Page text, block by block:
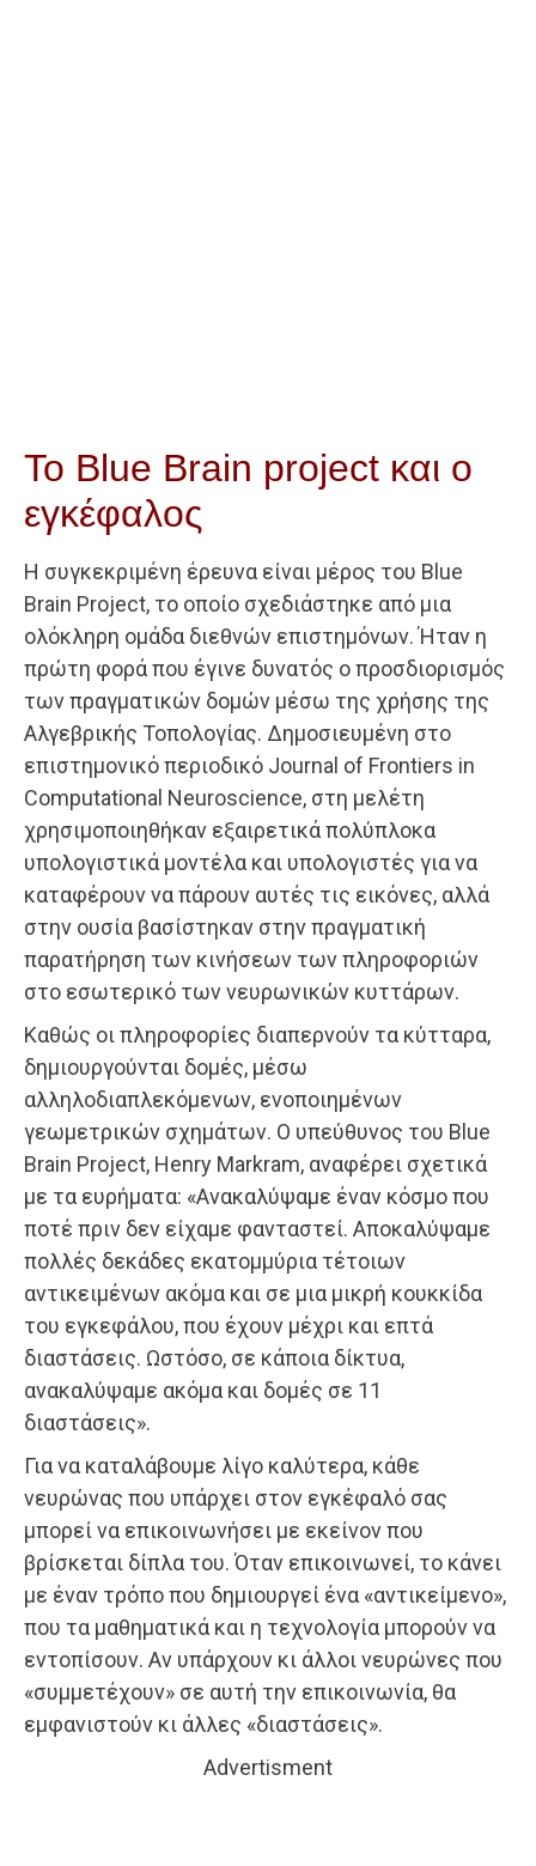
Το Blue Brain project και ο
εγκέφαλος
Η συγκεκριμένη έρευνα είναι μέρος του Blue
Brain Project, το οποίο σχεδιάστηκε από μια
ολόκληρη ομάδα διεθνών επιστημόνων. Ήταν η
πρώτη φορά που έγινε δυνατός ο προσδιορισμός
των πραγματικών δομών μέσω της χρήσης της
Αλγεβρικής Τοπολογίας. Δημοσιευμένη στο
επιστημονικό περιοδικό Journal of Frontiers in
Computational Neuroscience, στη μελέτη
χρησιμοποιηθήκαν εξαιρετικά πολύπλοκα
υπολογιστικά μοντέλα και υπολογιστές για να
καταφέρουν να πάρουν αυτές τις εικόνες, αλλά
στην ουσία βασίστηκαν στην πραγματική
παρατήρηση των κινήσεων των πληροφοριών
στο εσωτερικό των νευρωνικών κυττάρων.
Καθώς οι πληροφορίες διαπερνούν τα κύτταρα,
δημιουργούνται δομές, μέσω
αλληλοδιαπλεκόμενων, ενοποιημένων
γεωμετρικών σχημάτων. Ο υπεύθυνος του Blue
Brain Project, Henry Markram, αναφέρει σχετικά
με τα ευρήματα: «Ανακαλύψαμε έναν κόσμο που
ποτέ πριν δεν είχαμε φανταστεί. Αποκαλύψαμε
πολλές δεκάδες εκατομμύρια τέτοιων
αντικειμένων ακόμα και σε μια μικρή κουκκίδα
του εγκεφάλου, που έχουν μέχρι και επτά
διαστάσεις. Ωστόσο, σε κάποια δίκτυα,
ανακαλύψαμε ακόμα και δομές σε 11
διαστάσεις».
Για να καταλάβουμε λίγο καλύτερα, κάθε
νευρώνας που υπάρχει στον εγκέφαλό σας
μπορεί να επικοινωνήσει με εκείνον που
βρίσκεται δίπλα του. Όταν επικοινωνεί, το κάνει
με έναν τρόπο που δημιουργεί ένα «αντικείμενο»,
που τα μαθηματικά και η τεχνολογία μπορούν να
εντοπίσουν. Αν υπάρχουν κι άλλοι νευρώνες που
«συμμετέχουν» σε αυτή την επικοινωνία, θα
εμφανιστούν κι άλλες «διαστάσεις».
Advertisment